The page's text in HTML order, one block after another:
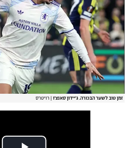
זמן טוב לשער הבכורה. ג'יידון סאנצ'ו רויטרס